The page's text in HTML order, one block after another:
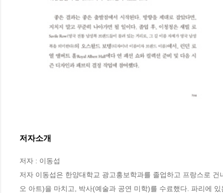
저자소개
저자 : 이동섭
저자 이동섭은 한양대학교 광고홍보학과를 졸업하고 프랑스로
오 아트)을 마치고, 박사(예술과 공연 미학)를 수료했다. 파리에